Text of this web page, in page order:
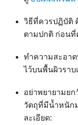
วิธีที่ควรปฏิบัติ
ตามปกติ ก่อนที่
ทำความสะอา
ไว้บนพื้นผิวราบ
อย่าพยายามย
วัตถุที่มีน้ำหนัก
ละเอียด: